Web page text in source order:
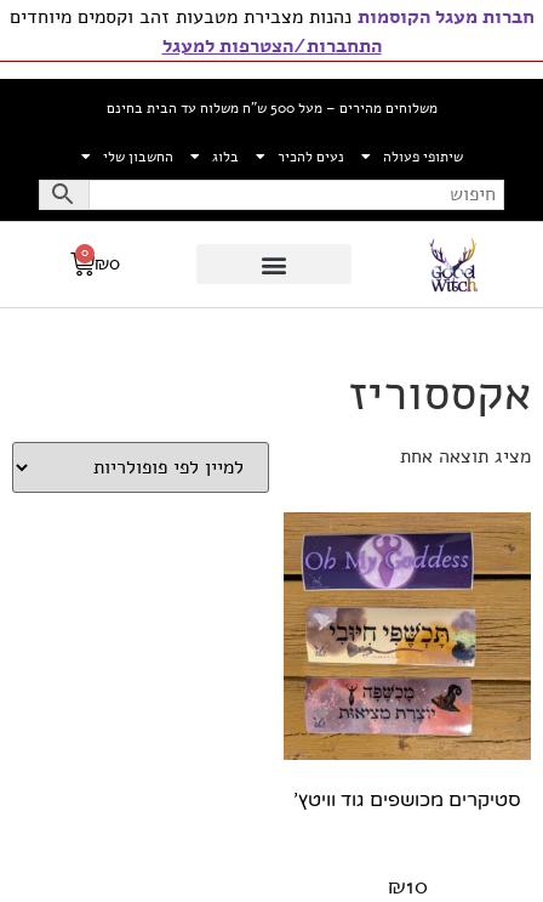
חברות מעגל הקוסמות נהנות מצבירת מטבעות זהב וקסמים מיוחדים
התחברות/הצטרפות למעגל
משלוחים מהירים – מעל 500 ש”ח משלוח עד הבית בחינם
שיתופי פעולה נעים להכיר בלוג החשבון שלי
₪0
0
אקססוריז
מציג תוצאה אחת
סטיקרים מכושפים גוד וויטץ’
₪10